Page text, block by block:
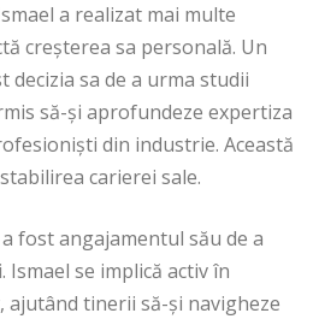
a realizat mai multe
creșterea sa personală. Un
decizia sa de a urma studii
să-și aprofundeze expertiza
din industrie. Această
carierei sale.
fost angajamentul său de a
se implică activ în
tinerii să-și navigheze